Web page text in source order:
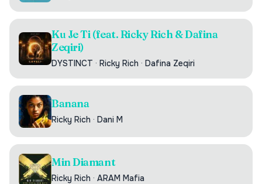
Ku Je Ti (feat. Ricky Rich & Dafina
Zeqiri)
DYSTINCT · Ricky Rich · Dafina Zeqiri
Banana
Ricky Rich · Dani M
Min Diamant
Ricky Rich · ARAM Mafia